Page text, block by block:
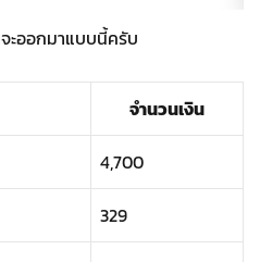
ะออกมาแบบนี้ครับ
จำนวนเงิน
4,700
329